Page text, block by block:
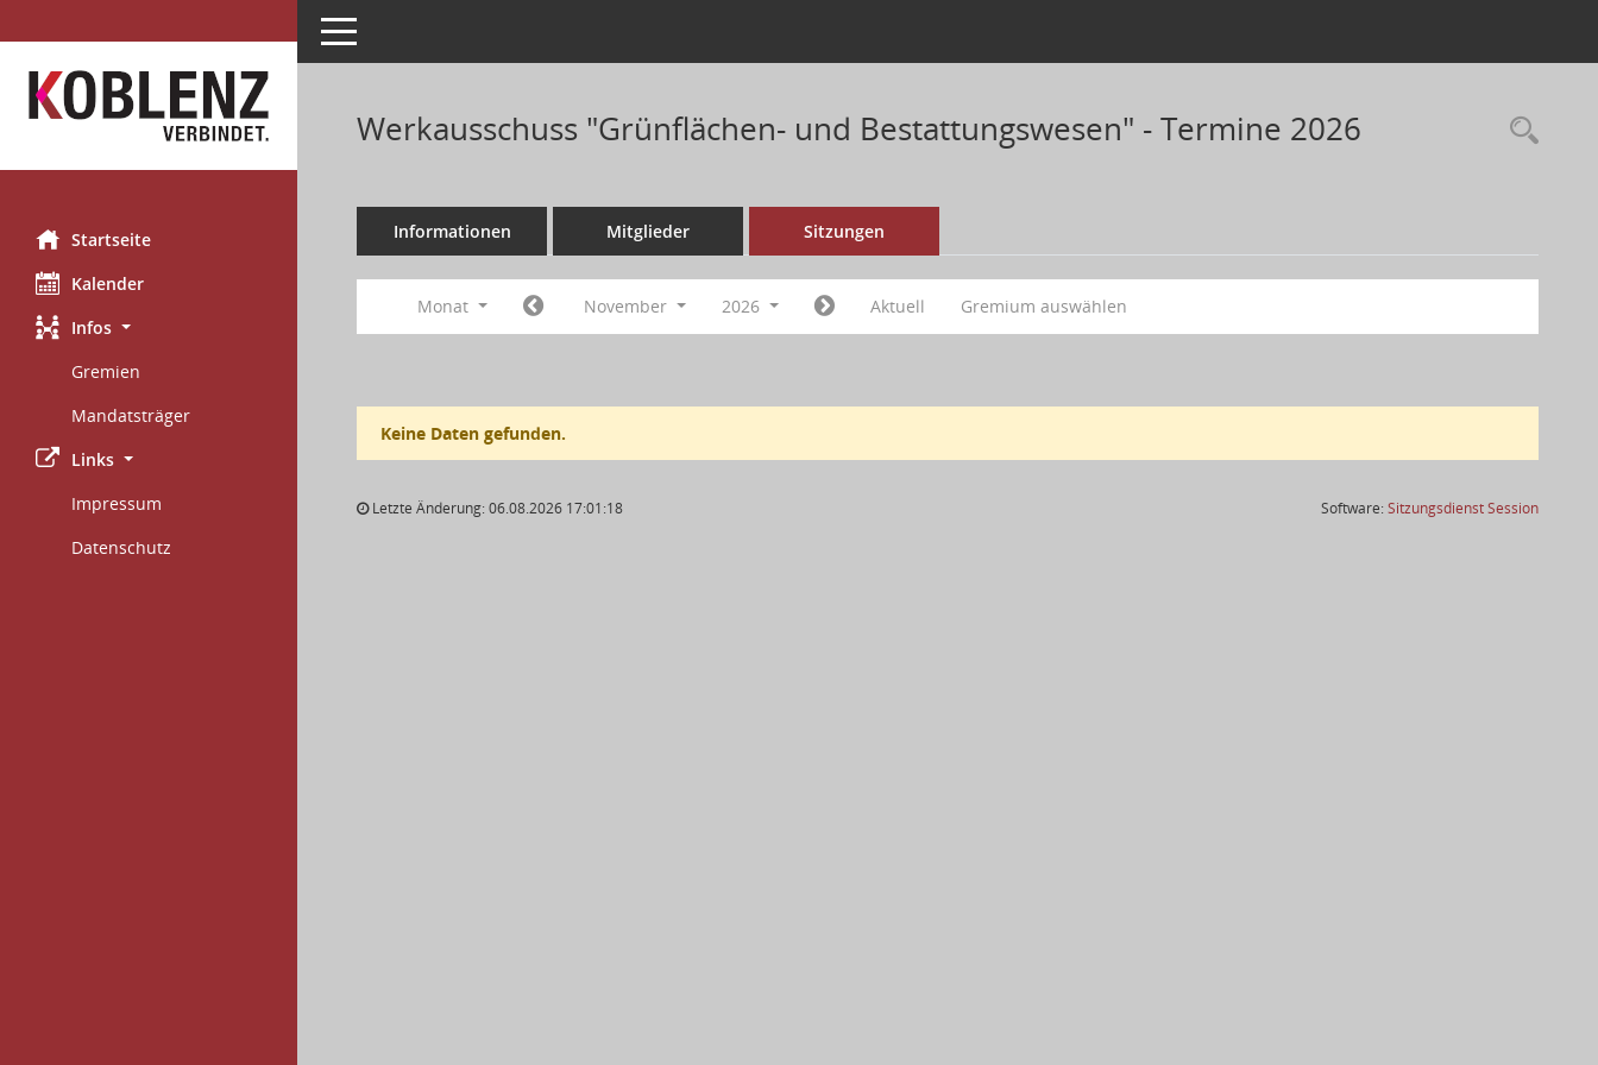
Startseite
Kalender
Infos
Gremien
Mandatsträger
Links
Impressum
Datenschutz
Toggle navigation
Werkausschuss "Grünflächen- und Bestattungswesen" - Termine 2026
Informationen Mitglieder Sitzungen
Monat November 2026 Aktuell Gremium auswählen
Keine Daten gefunden.
Letzte Änderung: 06.08.2026 17:01:18 Software:SitzungsdienstSession(Wird in